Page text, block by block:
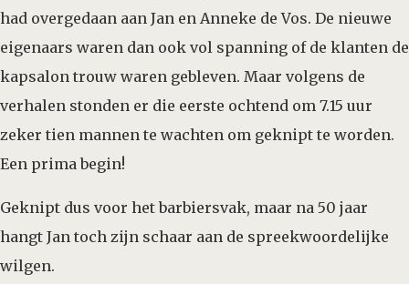
had overgedaan aan Jan en Anneke de Vos. De nieuwe
eigenaars waren dan ook vol spanning of de klanten de
kapsalon trouw waren gebleven. Maar volgens de
verhalen stonden er die eerste ochtend om 7.15 uur
zeker tien mannen te wachten om geknipt te worden.
Een prima begin!
Geknipt dus voor het barbiersvak, maar na 50 jaar
hangt Jan toch zijn schaar aan de spreekwoordelijke
wilgen.